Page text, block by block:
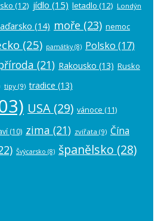
(12) jídlo (15) letadlo (12) Londýn
(14) moře (23) nemoc
(25) památky(8) Polsko (17)
(21) Rakousko (13) Rusko
tipy (9) tradice (13)
USA (29) vánoce (11)
(10) zima (21) zvířata (9) Čína
Švýcarsko (8) španělsko (28)